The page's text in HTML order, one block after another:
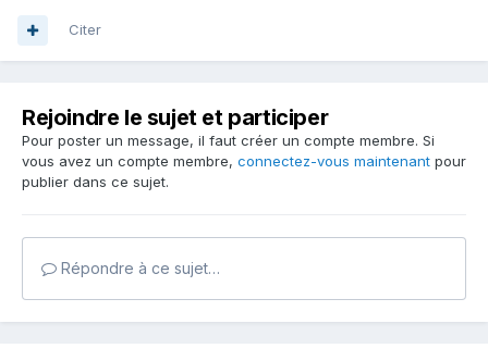
Citer
Rejoindre le sujet et participer
Pour poster un message, il faut créer un compte membre. Si
vous avez un compte membre, connectez-vous maintenant pour
publier dans ce sujet.
Répondre à ce sujet…